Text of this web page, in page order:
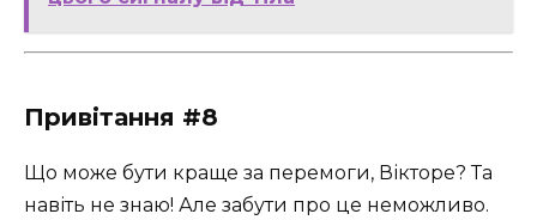
Привітання #8
Що може бути краще за перемоги, Вікторе? Та
навіть не знаю! Але забути про це неможливо.